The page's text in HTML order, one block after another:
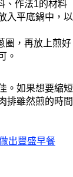
、作法1的材料
入平底鍋中，以
圈，再放上煎好
。
。如果想要縮短
排雖然煎的時間
出豐盛早餐